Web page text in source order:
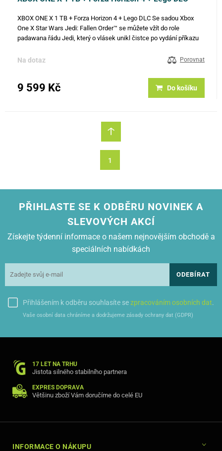
XBOX ONE X 1 TB + Forza Horizon 4 + Lego DLC Se sadou Xbox
One X Star Wars Jedi: Fallen Order™ se můžete vžít do role
padawana řádu Jedi, který o vlásek unikl čistce po vydání příkazu
Na dotaz Porovnat
9 599 Kč Do košíku
1
PŘIHLASTE SE K ODBĚRU NOVINEK A
SLEVOVÝCH AKCÍ
Získejte týdenní informace o našem nejnovějším obchodě a
speciálních nabídkách
ODEBÍRAT
Přihlášením k odběru souhlasíte sezpracováním osobních dat.
Vaše osobní data chráníme a dodržujeme zásady ochrany dat (GDPR)
17 LET NA TRHU
Jistota silného stabilního partnera
EXPRES DOPRAVA
Většinu zboží Vám doručíme do celé EU
INFORMACE O NÁKUPU